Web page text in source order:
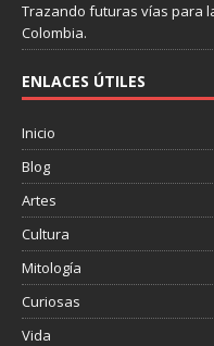
Trazando futuras vías para
Colombia.
ENLACES ÚTILES
Inicio
Blog
Artes
Cultura
Mitología
Curiosas
Vida